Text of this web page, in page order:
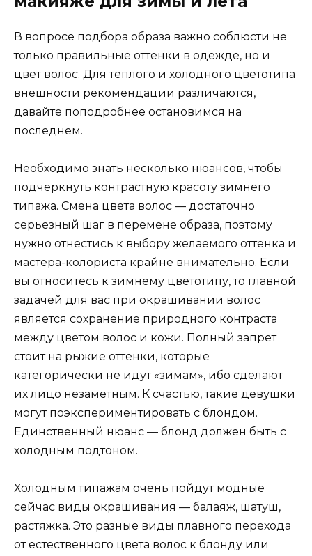
В вопросе подбора образа важно соблюсти не
только правильные оттенки в одежде, но и
цвет волос. Для теплого и холодного цветотипа
внешности рекомендации различаются,
давайте поподробнее остановимся на
последнем.
Необходимо знать несколько нюансов, чтобы
подчеркнуть контрастную красоту зимнего
типажа. Смена цвета волос — достаточно
серьезный шаг в перемене образа, поэтому
нужно отнестись к выбору желаемого оттенка и
мастера-колориста крайне внимательно. Если
вы относитесь к зимнему цветотипу, то главной
задачей для вас при окрашивании волос
является сохранение природного контраста
между цветом волос и кожи. Полный запрет
стоит на рыжие оттенки, которые
категорически не идут «зимам», ибо сделают
их лицо незаметным. К счастью, такие девушки
могут поэкспериментировать с блондом.
Единственный нюанс — блонд должен быть с
холодным подтоном.
Холодным типажам очень пойдут модные
сейчас виды окрашивания — балаяж, шатуш,
растяжка. Это разные виды плавного перехода
от естественного цвета волос к блонду или